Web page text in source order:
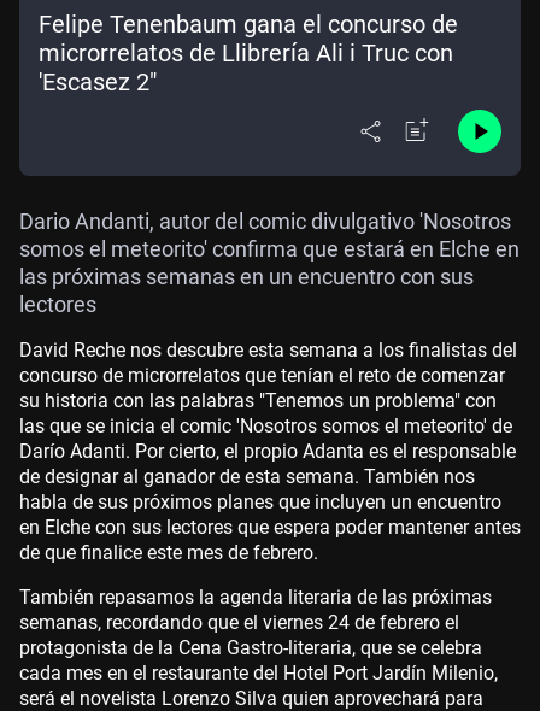
Felipe Tenenbaum gana el concurso de
microrrelatos de Llibrería Ali i Truc con
'Escasez 2"
Dario Andanti, autor del comic divulgativo 'Nosotros
somos el meteorito' confirma que estará en Elche en
las próximas semanas en un encuentro con sus
lectores
David Reche nos descubre esta semana a los finalistas del
concurso de microrrelatos que tenían el reto de comenzar
su historia con las palabras "Tenemos un problema" con
las que se inicia el comic 'Nosotros somos el meteorito' de
Darío Adanti. Por cierto, el propio Adanta es el responsable
de designar al ganador de esta semana. También nos
habla de sus próximos planes que incluyen un encuentro
en Elche con sus lectores que espera poder mantener antes
de que finalice este mes de febrero.
También repasamos la agenda literaria de las próximas
semanas, recordando que el viernes 24 de febrero el
protagonista de la Cena Gastro-literaria, que se celebra
cada mes en el restaurante del Hotel Port Jardín Milenio,
será el novelista Lorenzo Silva quien aprovechará para